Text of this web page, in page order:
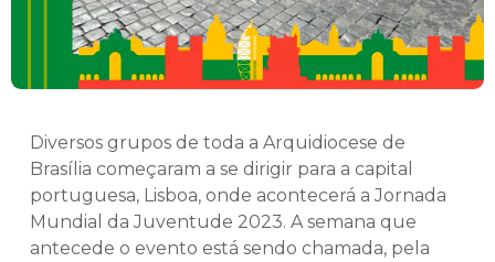
Diversos grupos de toda a Arquidiocese de
Brasília começaram a se dirigir para a capital
portuguesa, Lisboa, onde acontecerá a Jornada
Mundial da Juventude 2023. A semana que
antecede o evento está sendo chamada, pela